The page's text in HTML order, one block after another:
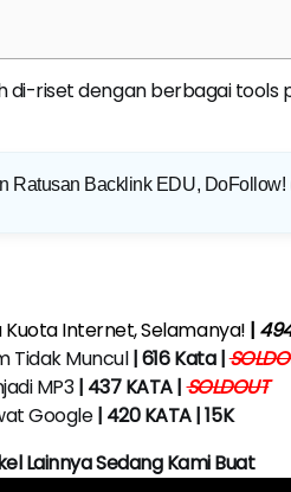
di-riset dengan berbagai tools
Ratusan Backlink EDU, DoFollow!
Internet, Selamanya! |
Tidak Muncul| 616 Kata |
MP3| 437 KATA |SOLDOUT
Google| 420 KATA | 15K
Lainnya Sedang Kami Buat